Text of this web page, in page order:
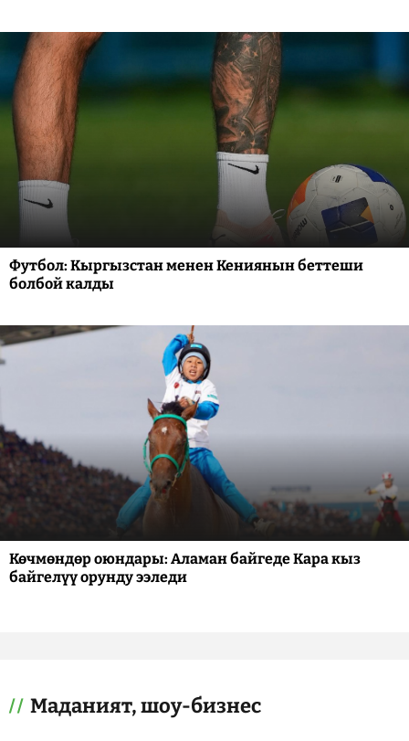
Футбол: Кыргызстан менен Кениянын беттеши
болбой калды
Көчмөндөр оюндары: Аламан байгеде Кара кыз
байгелүү орунду ээледи
Маданият, шоу-бизнес